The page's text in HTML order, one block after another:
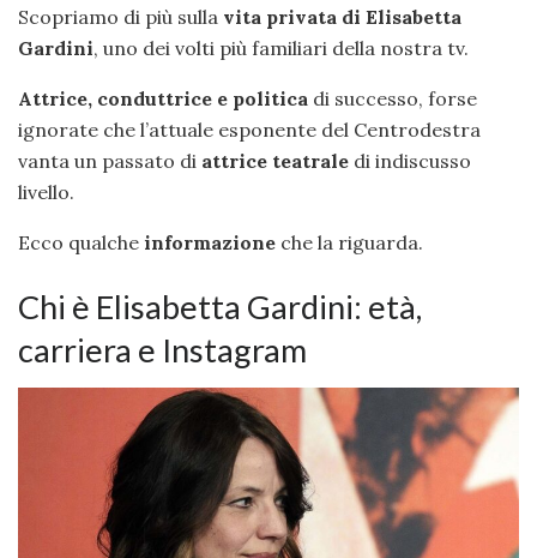
Scopriamo di più sulla vita privata di Elisabetta
Gardini, uno dei volti più familiari della nostra tv.
Attrice, conduttrice e politica di successo, forse
ignorate che l’attuale esponente del Centrodestra
vanta un passato di attrice teatrale di indiscusso
livello.
Ecco qualche informazione che la riguarda.
Chi è Elisabetta Gardini: età,
carriera e Instagram